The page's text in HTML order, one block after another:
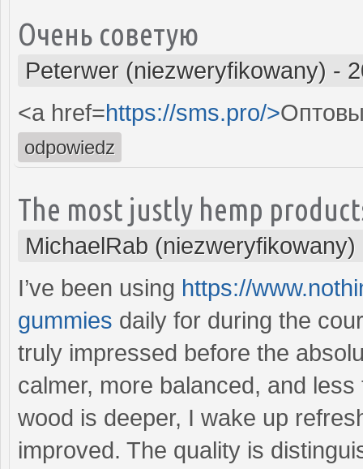
Очень советую
Peterwer (niezweryfikowany) -
<a href=https://sms.pro/>
odpowiedz
The most justly hemp
MichaelRab (niezweryfikowany)
I’ve been using https://
gummies daily for during the
truly impressed before the
calmer, more balanced, and
wood is deeper, I wake up
improved. The quality is